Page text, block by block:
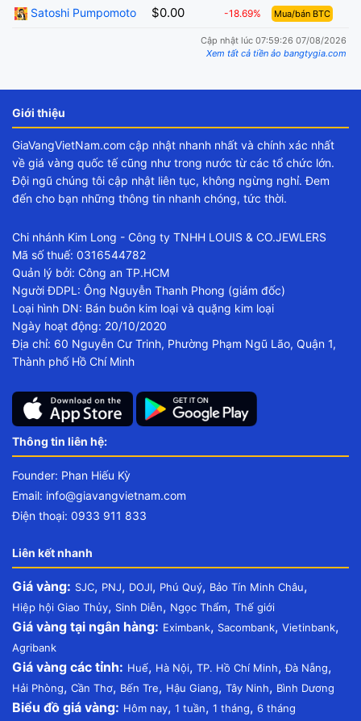
Satoshi Pumpomoto $0.00 -18.69% Mua/bán BTC
Cập nhật lúc 07:59:26 07/08/2026
Xem tất cả tiền ảo bangtygia.com
Giới thiệu
GiaVangVietNam.com cập nhật nhanh nhất và chính xác nhất
về giá vàng quốc tế cũng như trong nước từ các tổ chức lớn.
Đội ngũ chúng tôi cập nhật liên tục, không ngừng nghỉ. Đem
đến cho bạn những thông tin nhanh chóng, tức thời.
Chi nhánh Kim Long - Công ty TNHH LOUIS & CO.JEWLERS
Mã số thuế: 0316544782
Quản lý bởi: Công an TP.HCM
Người ĐDPL: Ông Nguyễn Thanh Phong (giám đốc)
Loại hình DN: Bán buôn kim loại và quặng kim loại
Ngày hoạt động: 20/10/2020
Địa chỉ: 60 Nguyễn Cư Trinh, Phường Phạm Ngũ Lão, Quận 1,
Thành phố Hồ Chí Minh
Thông tin liên hệ:
Founder: Phan Hiếu Kỳ
Email: info@giavangvietnam.com
Điện thoại: 0933 911 833
Liên kết nhanh
Giá vàng: SJC, PNJ, DOJI, Phú Quý, Bảo Tín Minh Châu,
Hiệp hội Giao Thủy, Sinh Diễn, Ngọc Thẩm, Thế giới
Giá vàng tại ngân hàng: Eximbank, Sacombank, Vietinbank,
Agribank
Giá vàng các tỉnh: Huế, Hà Nội, TP. Hồ Chí Minh,Đà Nẵng,
Hải Phòng, Cần Thơ, Bến Tre, Hậu Giang, Tây Ninh, Bình Dương
Biểu đồ giá vàng: Hôm nay, 1 tuần, 1 tháng, 6 tháng